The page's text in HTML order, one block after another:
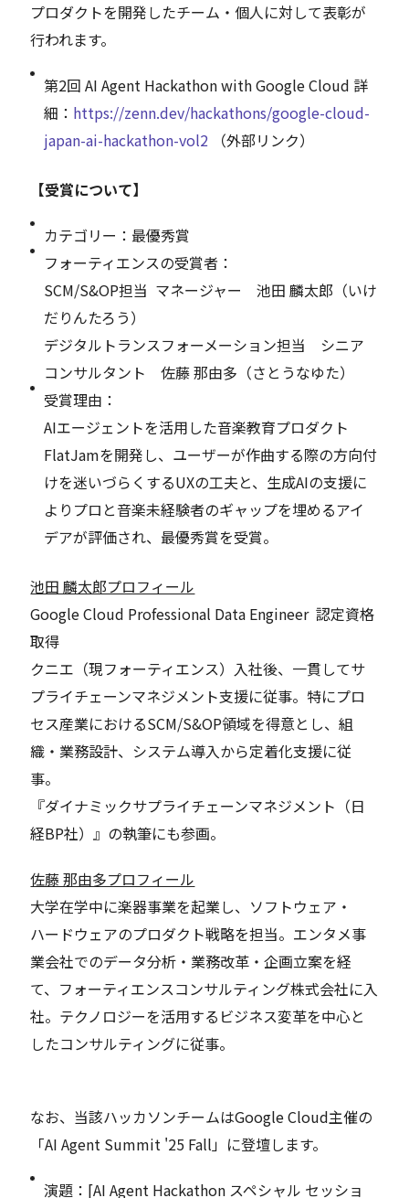
プロダクトを開発したチーム・個人に対して表彰が
行われます。
第2回 AI Agent Hackathon with Google Cloud 詳
細： https://zenn.dev/hackathons/google-cloud-
japan-ai-hackathon-vol2 （外部リンク）
【受賞について】
カテゴリー：最優秀賞
フォーティエンスの受賞者：
SCM/S&OP担当 マネージャー 池田 麟太郎（いけ
だりんたろう）
デジタルトランスフォーメーション担当 シニア
コンサルタント 佐藤 那由多（さとうなゆた）
受賞理由：
AIエージェントを活用した音楽教育プロダクト
FlatJamを開発し、ユーザーが作曲する際の方向付
けを迷いづらくするUXの工夫と、生成AIの支援に
よりプロと音楽未経験者のギャップを埋めるアイ
デアが評価され、最優秀賞を受賞。
池田 麟太郎プロフィール
Google Cloud Professional Data Engineer 認定資格
取得
クニエ（現フォーティエンス）入社後、一貫してサ
プライチェーンマネジメント支援に従事。特にプロ
セス産業におけるSCM/S&OP領域を得意とし、組
織・業務設計、システム導入から定着化支援に従
事。
『ダイナミックサプライチェーンマネジメント（日
経BP社）』の執筆にも参画。
佐藤 那由多プロフィール
大学在学中に楽器事業を起業し、ソフトウェア・
ハードウェアのプロダクト戦略を担当。エンタメ事
業会社でのデータ分析・業務改革・企画立案を経
て、フォーティエンスコンサルティング株式会社に入
社。テクノロジーを活用するビジネス変革を中心と
したコンサルティングに従事。
なお、当該ハッカソンチームはGoogle Cloud主催の
「AI Agent Summit '25 Fall」に登壇します。
演題：[AI Agent Hackathon スペシャル セッショ